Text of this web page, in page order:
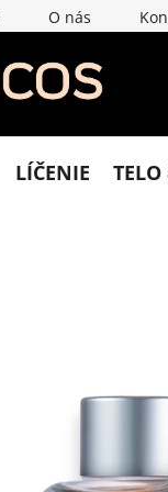
O nás
LÍČENIE